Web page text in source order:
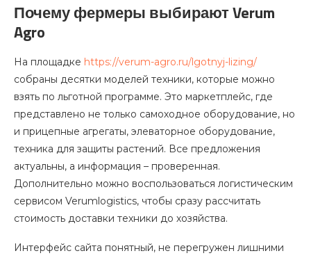
Почему фермеры выбирают Verum
Agro
На площадке https://verum-agro.ru/lgotnyj-lizing/
собраны десятки моделей техники, которые можно
взять по льготной программе. Это маркетплейс, где
представлено не только самоходное оборудование, но
и прицепные агрегаты, элеваторное оборудование,
техника для защиты растений. Все предложения
актуальны, а информация – проверенная.
Дополнительно можно воспользоваться логистическим
сервисом Verumlogistics, чтобы сразу рассчитать
стоимость доставки техники до хозяйства.
Интерфейс сайта понятный, не перегружен лишними